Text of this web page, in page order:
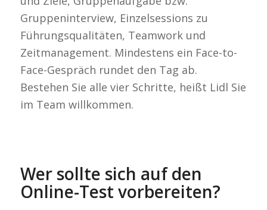
Gruppeninterview, Einzelsessions zu
Führungsqualitäten, Teamwork und
Zeitmanagement. Mindestens ein Face-to-
Face-Gespräch rundet den Tag ab.
Bestehen Sie alle vier Schritte, heißt Lidl Sie
im Team willkommen.
Wer sollte sich auf den
Online-Test vorbereiten?